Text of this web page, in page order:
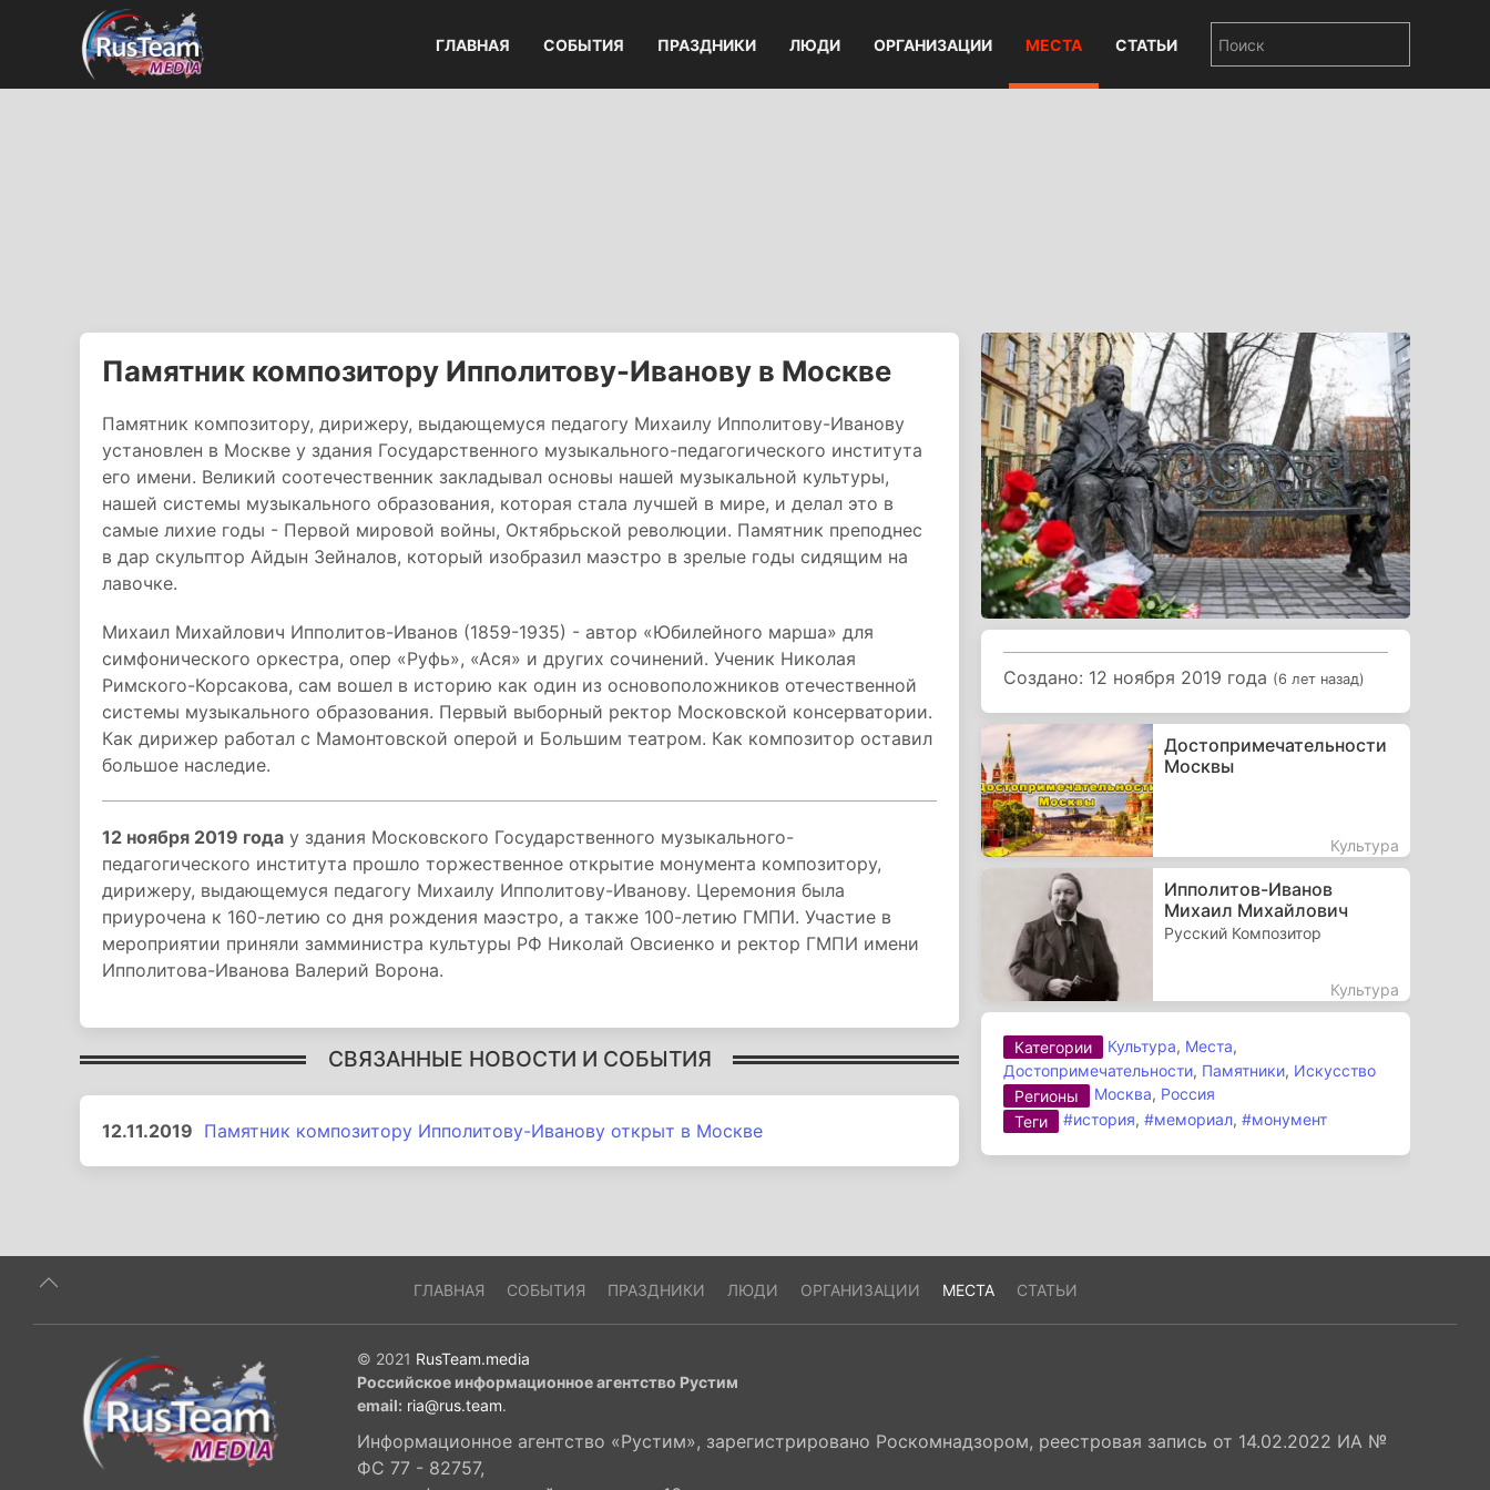
ГЛАВНАЯ СОБЫТИЯ ПРАЗДНИКИ ЛЮДИ ОРГАНИЗАЦИИ МЕСТА СТАТЬИ
Памятник композитору Ипполитову-Иванову в Москве
Памятник композитору, дирижеру, выдающемуся педагогу Михаилу Ипполитову-Иванову
установлен в Москве у здания Государственного музыкального-педагогического института
его имени. Великий соотечественник закладывал основы нашей музыкальной культуры,
нашей системы музыкального образования, которая стала лучшей в мире, и делал это в
самые лихие годы - Первой мировой войны, Октябрьской революции. Памятник преподнес
в дар скульптор Айдын Зейналов, который изобразил маэстро в зрелые годы сидящим на
лавочке.
Михаил Михайлович Ипполитов-Иванов (1859-1935) - автор «Юбилейного марша» для
симфонического оркестра, опер «Руфь», «Ася» и других сочинений. Ученик Николая
Римского-Корсакова, сам вошел в историю как один из основоположников отечественной
системы музыкального образования. Первый выборный ректор Московской консерватории.
Как дирижер работал с Мамонтовской оперой и Большим театром. Как композитор оставил
большое наследие.
12 ноября 2019 года у здания Московского Государственного музыкального-
педагогического института прошло торжественное открытие монумента композитору,
дирижеру, выдающемуся педагогу Михаилу Ипполитову-Иванову. Церемония была
приурочена к 160-летию со дня рождения маэстро, а также 100-летию ГМПИ. Участие в
мероприятии приняли замминистра культуры РФ Николай Овсиенко и ректор ГМПИ имени
Ипполитова-Иванова Валерий Ворона.
СВЯЗАННЫЕ НОВОСТИ И СОБЫТИЯ
12.11.2019 Памятник композитору Ипполитову-Иванову открыт в Москве
Создано: 12 ноября 2019 года (6 лет назад)
Достопримечательности
Москвы
Культура
Ипполитов-Иванов
Михаил Михайлович
Русский Композитор
Культура
Категории Культура, Места,
Достопримечательности, Памятники, Искусство
Регионы
Москва, Россия
Теги
#история,#мемориал,#монумент
ГЛАВНАЯ СОБЫТИЯ ПРАЗДНИКИ ЛЮДИ ОРГАНИЗАЦИИ МЕСТА СТАТЬИ
© 2021 RusTeam.media
Российское информационное агентство Рустим
email: ria@rus.team.
Информационное агентство «Рустим», зарегистрировано Роскомнадзором, реестровая запись от 14.02.2022 ИА №
ФС 77 - 82757,